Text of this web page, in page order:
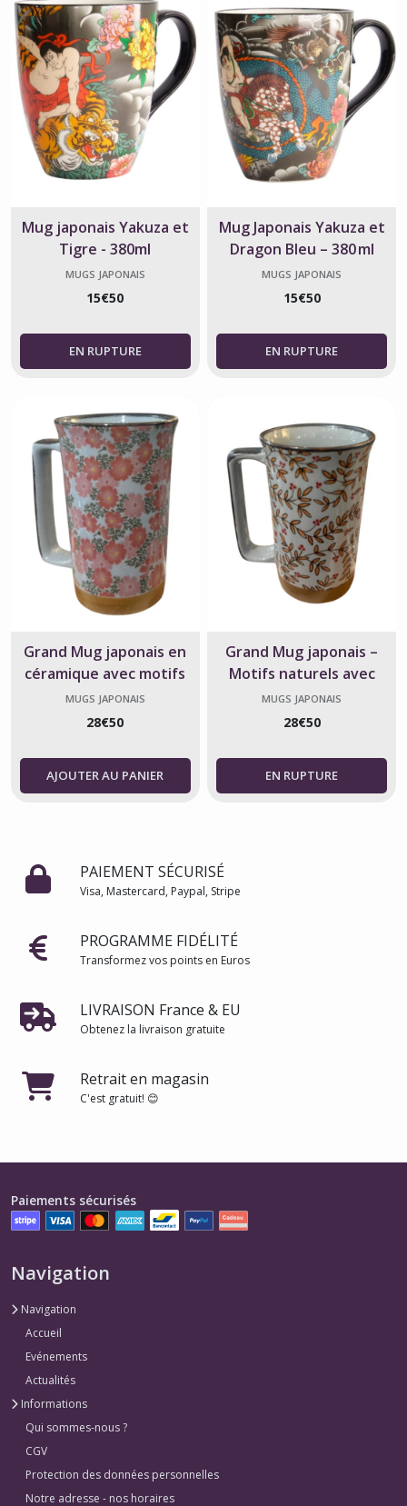
Mug japonais Yakuza et
Tigre - 380ml
MUGS JAPONAIS
15€50
Mug Japonais Yakuza et
Dragon Bleu – 380 ml
MUGS JAPONAIS
15€50
Grand Mug japonais en
céramique avec motifs
œillets roses - Fabriqué au
Japon
MUGS JAPONAIS
28€50
AJOUTER AU PANIER
Grand Mug japonais –
Motifs naturels avec
branches, feuilles et baies
- Fabriqué au Japon
MUGS JAPONAIS
28€50
PAIEMENT SÉCURISÉ
Visa, Mastercard, Paypal, Stripe
PROGRAMME FIDÉLITÉ
Transformez vos points en Euros
LIVRAISON France & EU
Obtenez la livraison gratuite
Retrait en magasin
C'est gratuit! 😊
Paiements sécurisés
Navigation
Navigation
Accueil
Evénements
Actualités
Informations
Qui sommes-nous ?
CGV
Protection des données personnelles
Notre adresse - nos horaires